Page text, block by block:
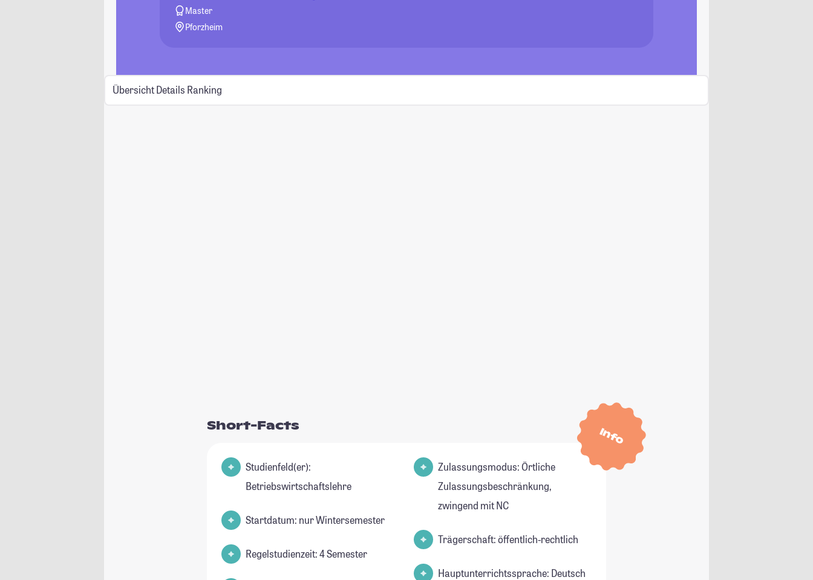
Master
Pforzheim
Übersicht Details Ranking
Info
Short-Facts
Studienfeld(er):
Betriebswirtschaftslehre
Startdatum: nur Wintersemester
Regelstudienzeit: 4 Semester
Zulassungsmodus: Örtliche
Zulassungsbeschränkung,
zwingend mit NC
Trägerschaft: öffentlich-rechtlich
Hauptunterrichtssprache: Deutsch